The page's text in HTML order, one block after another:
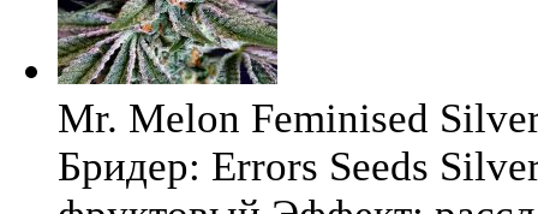
Mr. Melon Feminised
Бридер: Errors Seeds